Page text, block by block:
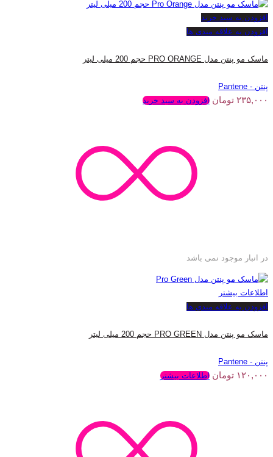
افزودن به سبد خرید
افزودن به علاقه مندی ها
ماسک مو پنتن مدل PRO ORANGE حجم 200 میلی لیتر
پنتن - Pantene
۲۳۵,۰۰۰ تومان افزودن به سبد خرید
در انبار موجود نمی باشد
اطلاعات بیشتر
افزودن به علاقه مندی ها
ماسک مو پنتن مدل PRO GREEN حجم 200 میلی لیتر
پنتن - Pantene
۱۲۰,۰۰۰ تومان اطلاعات بیشتر